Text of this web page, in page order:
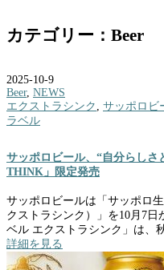
カテゴリー：Beer
2025-10-9
Beer, NEWS
エクストラシンク
サッポロビ
ラベル
サッポロビール、“自分らしさ
THINK」限定発売
サッポロビールは「サッポロ
クストラシンク）」を10月7
ベル エクストラシンク」は、
詳細を見る